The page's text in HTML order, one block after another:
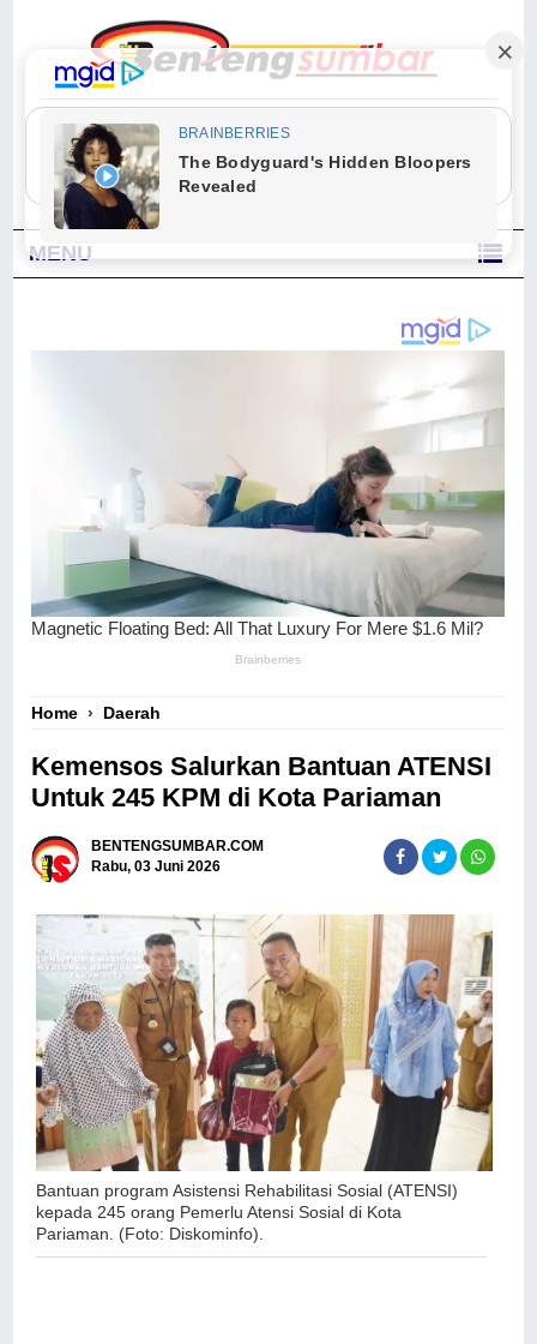
"Sesungguhnya Allah dan para malaikat-Nya berselawat untuk Nabi.
Wahai orang-orang yang beriman, berselawatlah kamu untuk Nabi dan
ucapkanlah salam dengan penuh penghormatan kepadanya." (Qs. Al
Ahzab Ayat 56)
MENU
Home › Daerah
Kemensos Salurkan Bantuan ATENSI
Untuk 245 KPM di Kota Pariaman
BENTENGSUMBAR.COM
Rabu, 03 Juni 2026
Bantuan program Asistensi Rehabilitasi Sosial (ATENSI)
kepada 245 orang Pemerlu Atensi Sosial di Kota
Pariaman. (Foto: Diskominfo).